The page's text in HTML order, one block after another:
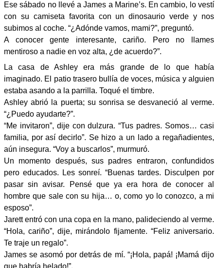
Ese sábado no llevé a James a Marine’s. En cambio, lo vestí
con su camiseta favorita con un dinosaurio verde y nos
subimos al coche. “¿Adónde vamos, mami?”, preguntó.
A conocer gente interesante, cariño. Pero no llames
mentiroso a nadie en voz alta, ¿de acuerdo?”.
La casa de Ashley era más grande de lo que había
imaginado. El patio trasero bullía de voces, música y alguien
estaba asando a la parrilla. Toqué el timbre.
Ashley abrió la puerta; su sonrisa se desvaneció al verme.
“¿Puedo ayudarte?”.
“Me invitaron”, dije con dulzura. “Tus padres. Somos… casi
familia, por así decirlo”. Se hizo a un lado a regañadientes,
aún insegura. “Voy a buscarlos”, murmuró.
Un momento después, sus padres entraron, confundidos
pero educados. Les sonreí. “Buenas tardes. Disculpen por
pasar sin avisar. Pensé que ya era hora de conocer al
hombre que sale con su hija… o, como yo lo conozco, a mi
esposo”.
Jarett entró con una copa en la mano, palideciendo al verme.
“Hola, cariño”, dije, mirándolo fijamente. “Feliz aniversario.
Te traje un regalo”.
James se asomó por detrás de mí. “¡Hola, papá! ¡Mamá dijo
que habría helado!”.